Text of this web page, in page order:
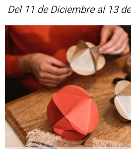
Del 11 de Diciembre al 13